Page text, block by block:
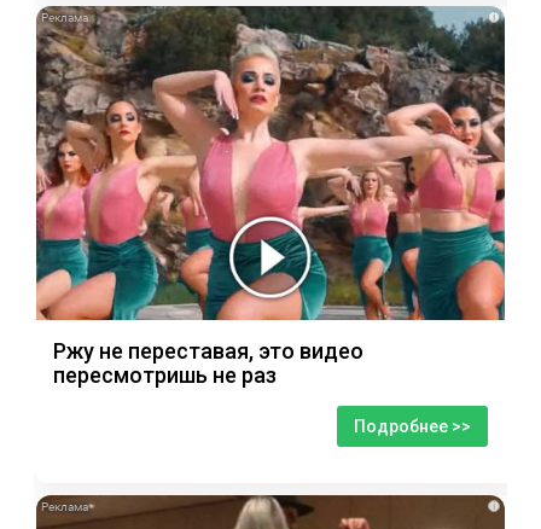
i
Ржу не переставая, это видео
пересмотришь не раз
Подробнее >>
i